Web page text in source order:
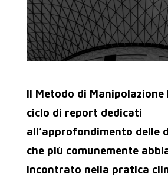
Il Metodo di Manipolazione
ciclo di report dedicati
all’approfondimento delle
che più comunemente
incontrato nella pratica